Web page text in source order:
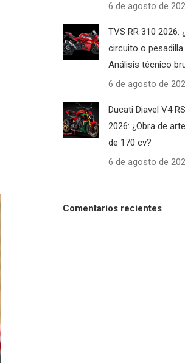
6 de agosto de
TVS RR 310 2026:
circuito o
Análisis técnico
6 de agosto de
Ducati Diavel V4
2026: ¿Obra de
de 170 cv?
6 de agosto de
Comentarios recientes